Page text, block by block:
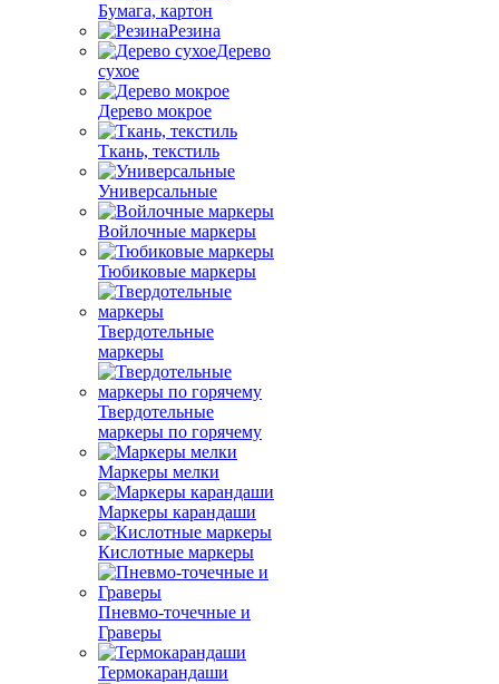
Бумага, картон
Резина
Дерево
сухое
Дерево мокрое
Ткань, текстиль
Универсальные
Войлочные маркеры
Тюбиковые маркеры
Твердотельные
маркеры
Твердотельные
маркеры по горячему
Маркеры мелки
Маркеры карандаши
Кислотные маркеры
Пневмо-точечные и
Граверы
Термокарандаши